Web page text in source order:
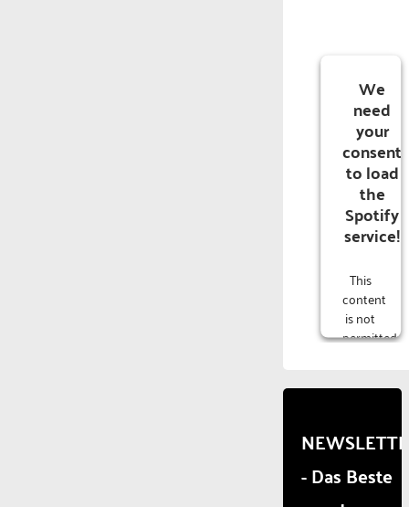
We
need
your
consent
to load
the
Spotify
service!
This
content
is not
permitted
due to
that
are
not
disclosed
- Das Beste